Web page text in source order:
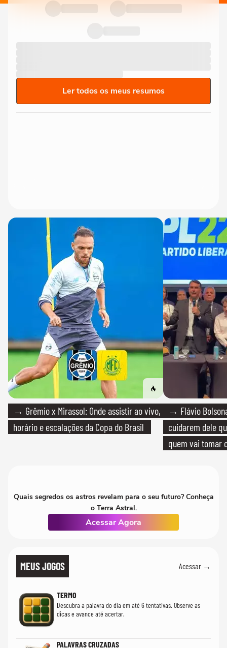
Ler todos os meus resumos
→ Grêmio x Mirassol: Onde assistir ao vivo,
horário e escalações da Copa do Brasil
→ Flávio
cuidarem dele
quem vai tomar
Quais segredos os astros revelam para o seu futuro? Conheça
o Terra Astral.
Acessar Agora
MEUS JOGOS Acessar →
TERMO
Descubra a palavra do dia em até 6 tentativas. Observe as
dicas e avance até acertar.
PALAVRAS CRUZADAS